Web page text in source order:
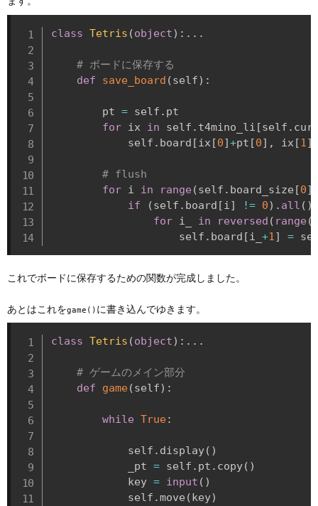
class Tetris (object) : . . .
# ボードに保存する
def
save_board (self) :
        pt
= self . pt
for ix in self . t4mino_li [self . cur
            self
. board [ ix [0]+pt [0] , ix [1 ]
# flush
for i in range (self . board_size [0]
if
(self . board [ i ] != 0) . all ( )
for i_ in reversed ( range (
                    self
. board [ i_ +1 ] =
これでボードに保存するための関数が完成しました。
あとはこれをgame() に書き込んでゆきます。
class Tetris (object) : . . .
# ゲームのメイン部分
def
game(self) :
while True:
            self
. display( )
            _pt
= self . pt . copy( )
            key
= input ( )
            self
.move (key)